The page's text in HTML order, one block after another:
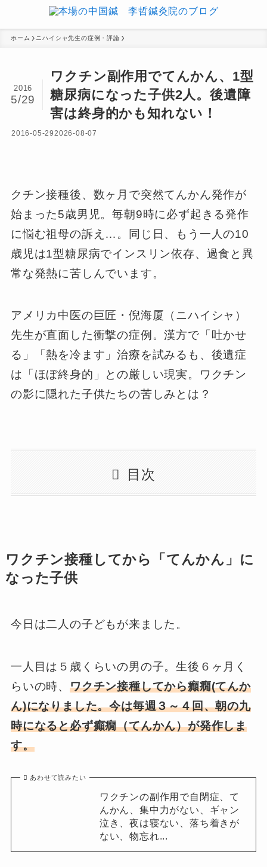
ホーム ニハイシャ先生の症例・評論
ワクチン副作用でてんかん、1型
糖尿病になった子供2人。後遺障
害は終身的かも知れない！
2016
5/29
2016-05-292026-08-07
クチン接種後、数ヶ月で突然てんかん発作が
始まった5歳男児。毎朝9時に必ず起きる発作
に悩む祖母の訴え…。同じ日、もう一人の10
歳児は1型糖尿病でインスリン依存、過食と異
常な発熱に苦しんでいます。
アメリカ中医の巨匠・倪海厦（ニハイシャ）
先生が直面した衝撃の症例。漢方で「吐かせ
る」「熱を冷ます」治療を試みるも、後遺症
は「ほぼ終身的」との厳しい現実。ワクチン
の影に隠れた子供たちの苦しみとは？
目次
ワクチン接種してから「てんかん」に
なった子供
今日は二人の子どもが来ました。
一人目は５歳くらいの男の子。生後６ヶ月く
らいの時、 ワクチン接種してから癲癇(てんか
ん)になりました。今は毎週３～４回、朝の九
時になると必ず癲癇（てんかん）が発作しま
す。
あわせて読みたい
ワクチンの副作用で自閉症、て
んかん、集中力がない、ギャン
泣き、夜は寝ない、落ち着きが
ない、物忘れ...